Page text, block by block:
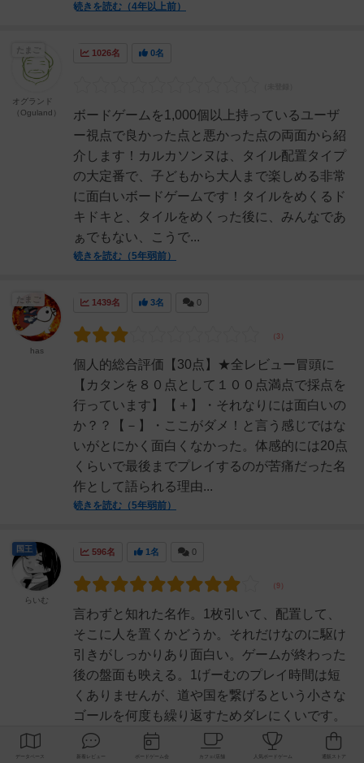
続きを読む（4年以上前）
1026名 0名
ボードゲームを1,000個以上持っているユーザ
ー視点で良かった点と悪かった点の両面から紹
介します！カルカソンヌは、タイル配置タイプ
の大定番で、子どもから大人まで楽しめる非常
に面白いボードゲームです！タイルをめくるド
キドキと、タイルをめくった後に、みんなであ
ぁでもない、こうで...
続きを読む（5年弱前）
オグランド
（Oguland）
1439名 3名 0
個人的総合評価【30点】★全レビュー冒頭に
【カタンを８０点として１００点満点で採点を
行っています】【＋】・それなりには面白いの
か？？【－】・ここがダメ！と言う感じではな
いがとにかく面白くなかった。体感的には20点
くらいで最後までプレイするのが苦痛だった名
作として語られる理由...
続きを読む（5年弱前）
たまご
has
596名 1名 0
言わずと知れた名作。1枚引いて、配置して、
そこに人を置くかどうか。それだけなのに駆け
引きがしっかりあり面白い。ゲームが終わった
後の盤面も映える。1げーむのプレイ時間は短
くありませんが、道や国を繋げるという小さな
ゴールを何度も繰り返すためダレにくいです。
草原ルール無しでやれば...
続きを読む（5年弱前）
国王
らいむ